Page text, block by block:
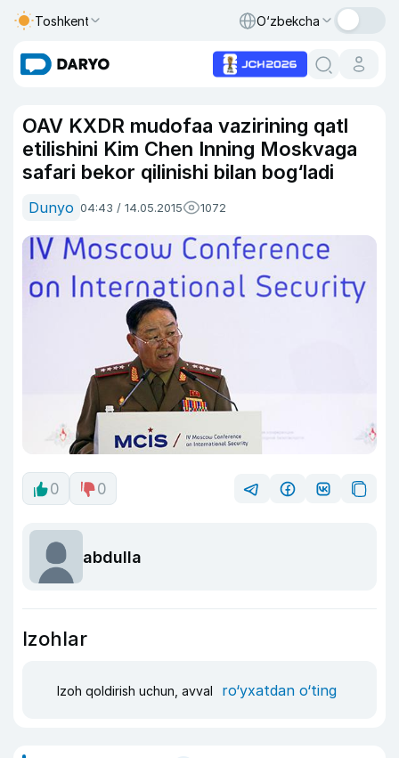
Toshkent O‘zbekcha
OAV KXDR mudofaa vazirining qatl
etilishini Kim Chen Inning Moskvaga
safari bekor qilinishi bilan bog‘ladi
Dunyo 04:43 / 14.05.2015 1072
0 0
abdulla
Izohlar
Izoh qoldirish uchun, avval ro‘yxatdan o‘ting